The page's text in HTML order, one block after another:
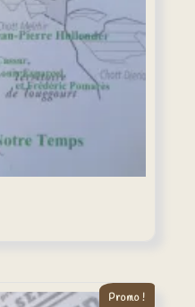
Promo !